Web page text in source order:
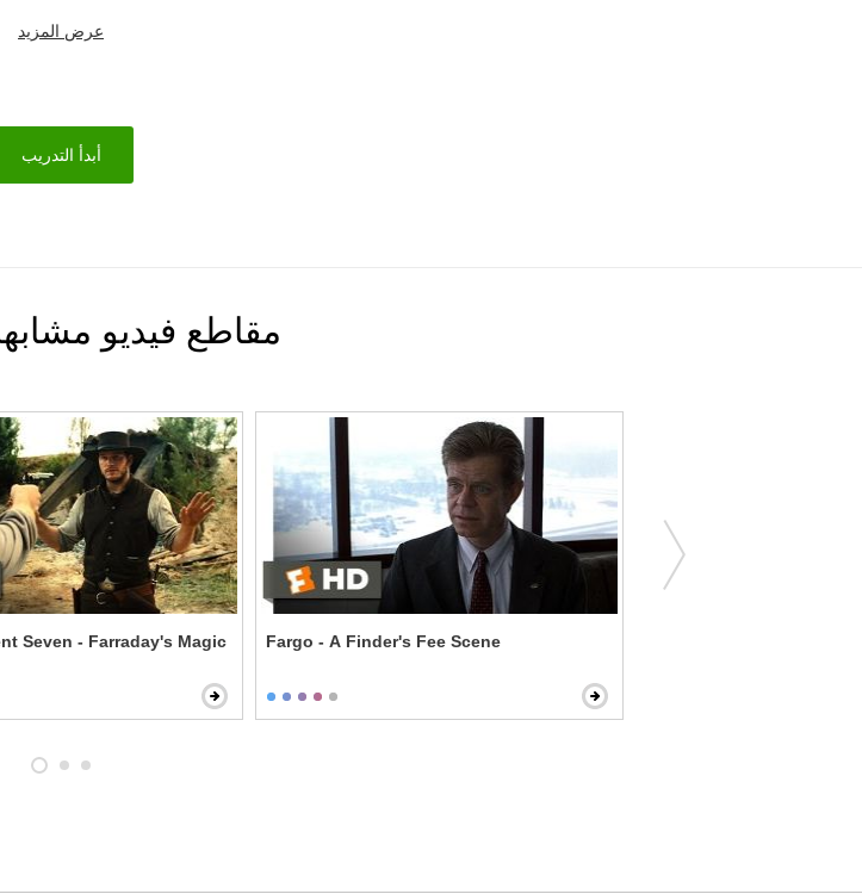
عرض المزيد
أبدأ التدريب
مقاطع فيديو
Seven - Farraday's Magic
Fargo - A Finder's Fee Scene